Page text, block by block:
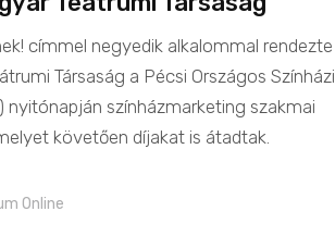
címmel negyedik alkalommal rendezte
Társaság a Pécsi Országos Színházi
nyitónapján színházmarketing szakmai
követően díjakat is átadtak.
Online